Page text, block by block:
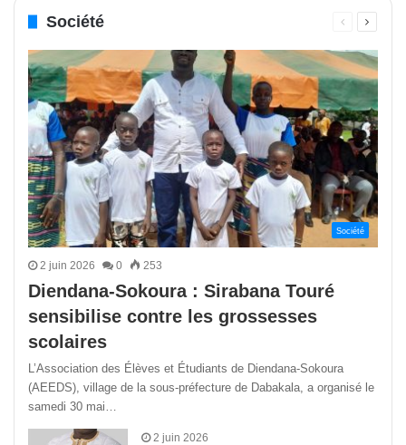
Société
PagePage
Société
2 juin 2026 0 253
Diendana-Sokoura : Sirabana Touré
sensibilise contre les grossesses
scolaires
L’Association des Élèves et Étudiants de Diendana-Sokoura
(AEEDS), village de la sous-préfecture de Dabakala, a organisé le
samedi 30 mai…
2 juin 2026